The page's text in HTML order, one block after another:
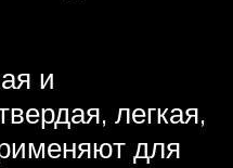
и
легкая,
для